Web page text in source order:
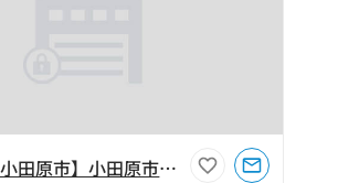
【神奈川県小田原市】小田原市鬼柳490坪倉庫